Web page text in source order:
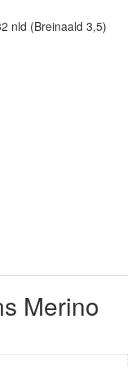
nld (Breinaald 3,5)
Merino